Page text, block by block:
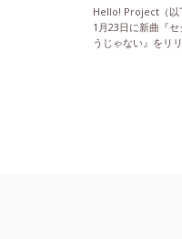
Hello! Project（以
1月23日に新曲『
うじゃない』をリ
あるのか？など「